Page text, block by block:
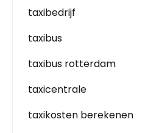
taxibedrijf
taxibus
taxibus rotterdam
taxicentrale
taxikosten berekenen